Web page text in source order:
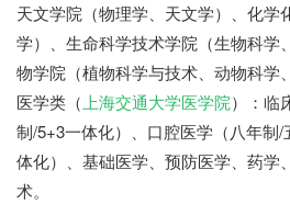
天文学院（物理学、天文学）、化学
学）、生命科学技术学院（生物科学
物学院（植物科学与技术、动物科学
医学类（上海交通大学医学院）：临
制/5+3一体化）、口腔医学（八年制
体化）、基础医学、预防医学、药学
术。